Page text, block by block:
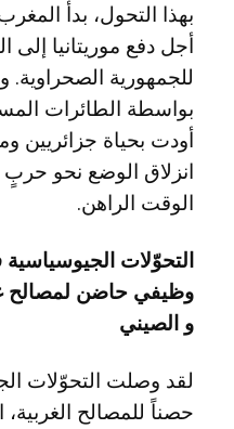
بهذا التحول، بدأ
أجل دفع موريتانيا
للجمهورية
بواسطة الطائرات
أودت بحياة جزائريين
انزلاق الوضع نحو
الوقت الراهن.
التحوّلات
وظيفي حاضن لمصالح
و الصيني
لقد وصلت التحوّلات
حصناً للمصالح